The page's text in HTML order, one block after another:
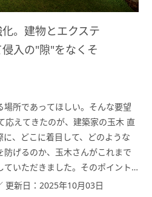
。建物とエクステ
入の"隙"をなくそ
所であってほしい。そんな要望
応えてきたのが、建築家の玉木 直
、どこに着目して、どのような
げるのか、玉木さんがこれまで
いただきました。そのポイント
と。実際に手掛けた事例をもと
更新日：2025年10月03日